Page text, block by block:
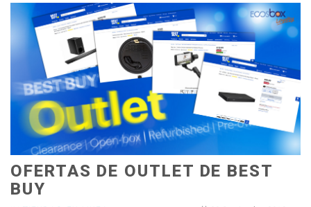
OFERTAS DE OUTLET DE BEST
BUY